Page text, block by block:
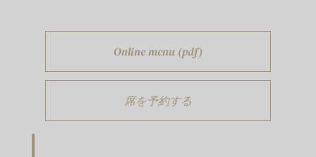
Online menu (pdf)
席を予約する